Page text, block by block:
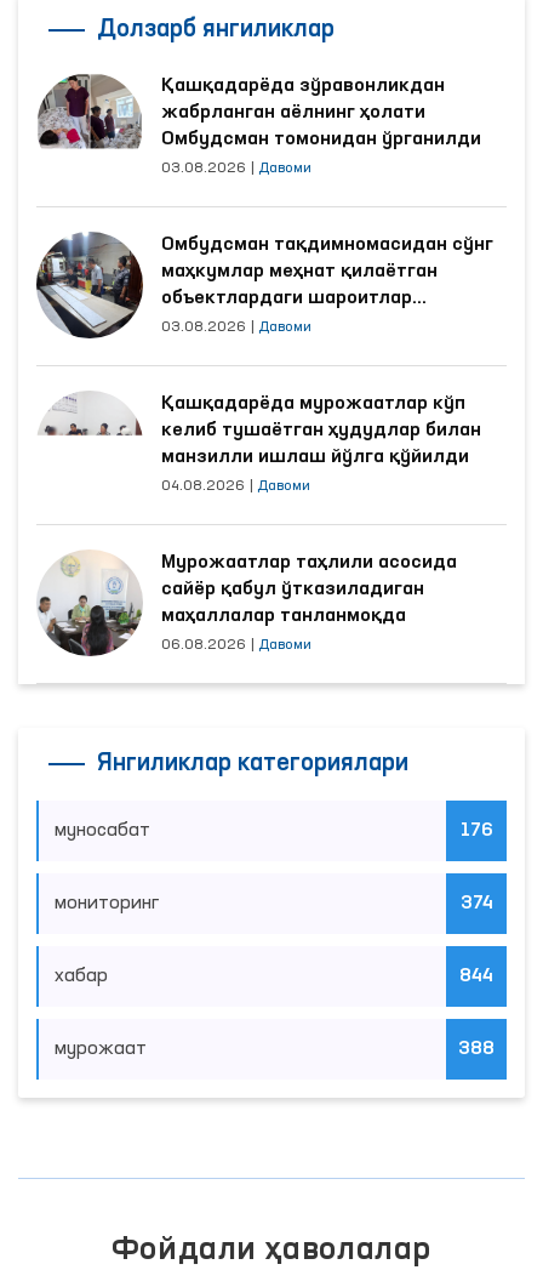
Долзарб янгиликлар
Қашқадарёда зўравонликдан
жабрланган аёлнинг ҳолати
Омбудсман томонидан ўрганилди
03.08.2026 Давоми
Омбудсман тақдимномасидан сўнг
маҳкумлар меҳнат қилаётган
объектлардаги шароитлар
яхшиланди
03.08.2026 Давоми
Қашқадарёда мурожаатлар кўп
келиб тушаётган ҳудудлар билан
манзилли ишлаш йўлга қўйилди
04.08.2026 Давоми
Мурожаатлар таҳлили асосида
сайёр қабул ўтказиладиган
маҳаллалар танланмоқда
06.08.2026 Давоми
Янгиликлар категориялари
муносабат 176
мониторинг 374
хабар 844
мурожаат 388
Фойдали ҳаволалар